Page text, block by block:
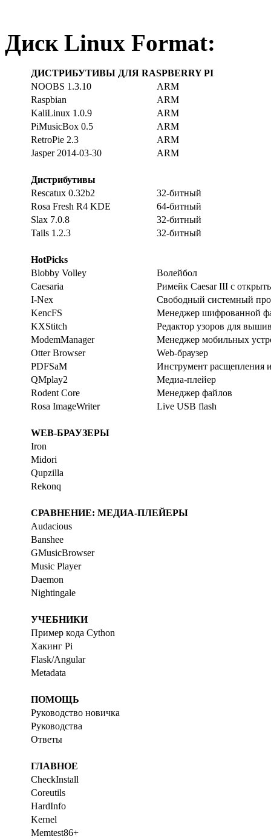
Диск Linux Format:
ДИСТРИБУТИВЫ ДЛЯ RASPBERRY PI
NOOBS 1.3.10
ARM
Raspbian
ARM
KaliLinux 1.0.9
ARM
PiMusicBox 0.5
ARM
RetroPie 2.3
ARM
Jasper 2014-03-30
ARM
Дистрибутивы
Rescatux 0.32b2
32-битный
Rosa Fresh R4 KDE
64-битный
Slax 7.0.8
32-битный
Tails 1.2.3
32-битный
HotPicks
Blobby Volley
Волейбол
Caesaria
Римейк Caesar III с
I-Nex
Свободный системный
KencFS
Менеджер шифрованной
KXStitch
Редактор узоров для
ModemManager
Менеджер мобильных
Otter Browser
Web-браузер
PDFSaM
Инструмент расщепления
QMplay2
Медиа-плейер
Rodent Core
Менеджер файлов
Rosa ImageWriter
Live USB flash
WEB-БРАУЗЕРЫ
Iron
Midori
Qupzilla
Rekonq
СРАВНЕНИЕ: МЕДИА-ПЛЕЙЕРЫ
Audacious
Banshee
GMusicBrowser
Music Player
Daemon
Nightingale
УЧЕБНИКИ
Пример кода Cython
Хакинг Pi
Flask/Angular
Metadata
ПОМОЩЬ
Руководство новичка
Руководства
Ответы
ГЛАВНОЕ
CheckInstall
Coreutils
HardInfo
Kernel
Memtest86+